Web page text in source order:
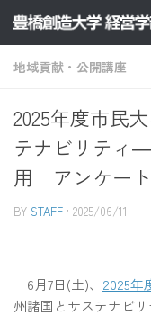
コンテンツへスキ
地域貢献・公開講座
2025年度市民
テナビリティ
用 アンケー
BY STAFF · 2025/06/11
6月7日(土)、 2025年
州諸国とサステナビ